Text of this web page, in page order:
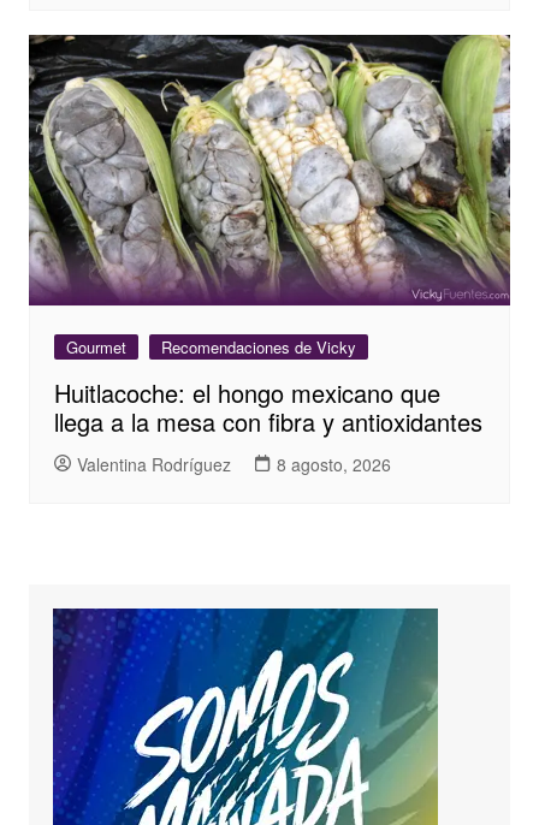
Gourmet Recomendaciones de Vicky
Huitlacoche: el hongo mexicano que
llega a la mesa con fibra y antioxidantes
Valentina Rodríguez 8 agosto, 2026